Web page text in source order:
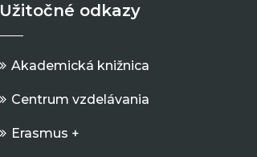
Užitočné odkazy
Akademická knižnica
Centrum vzdelávania
Erasmus +